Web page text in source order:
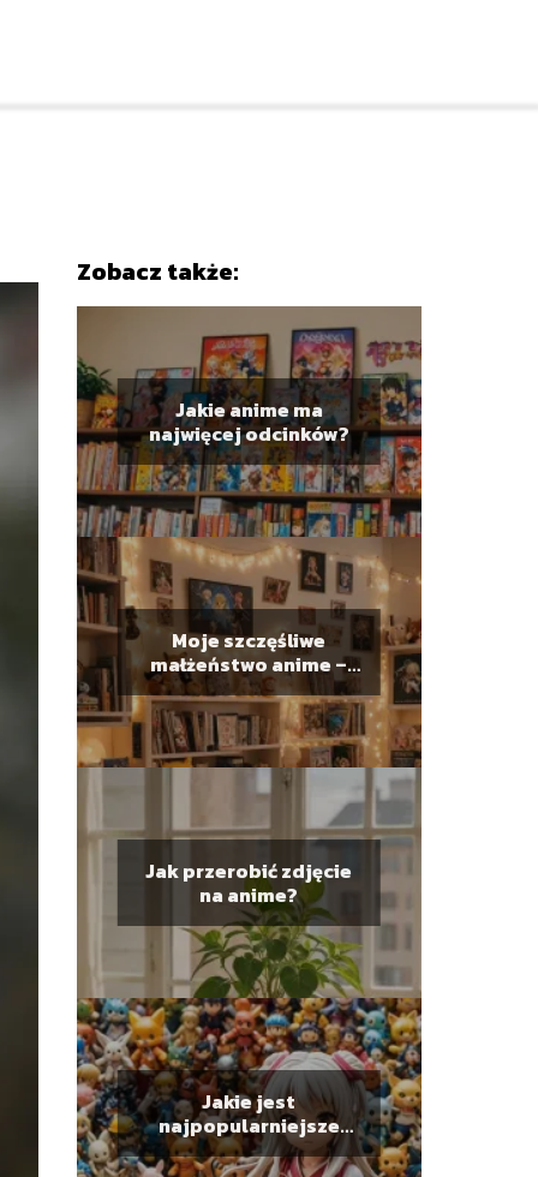
Zobacz także:
Jakie anime ma
najwięcej odcinków?
Moje szczęśliwe
małżeństwo anime –
Ile odcinków?
Jak przerobić zdjęcie
na anime?
Jakie jest
najpopularniejsze
anime?